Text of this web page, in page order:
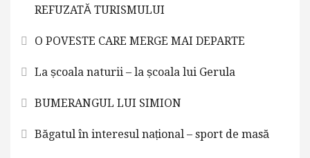
REFUZATĂ TURISMULUI
O POVESTE CARE MERGE MAI DEPARTE
La școala naturii – la școala lui Gerula
BUMERANGUL LUI SIMION
Băgatul în interesul național – sport de masă